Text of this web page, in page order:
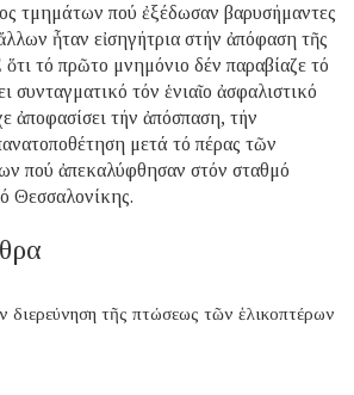
τμημάτων πού ἐξέδωσαν βαρυσήμαντες
ἦταν εἰσηγήτρια στήν ἀπόφαση τῆς
τό πρῶτο μνημόνιο δέν παραβίαζε τό
συνταγματικό τόν ἑνιαῖο ἀσφαλιστικό
ἀποφασίσει τήν ἀπόσπαση, τήν
μετά τό πέρας τῶν
πού ἀπεκαλύφθησαν στόν σταθμό
Θεσσαλονίκης.
διερεύνηση τῆς πτώσεως τῶν ἑλικοπτέρων